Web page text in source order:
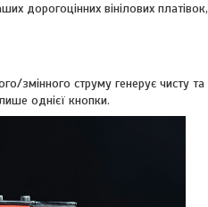
дорогоцінних вінілових
змінного струму генерує чисту
однієї кнопки.